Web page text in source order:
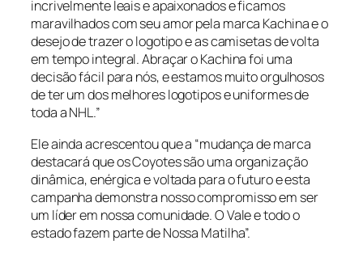
incrivelmente leais e apaixonados e ficamos
maravilhados com seu amor pela marca Kachina e o
desejo de trazer o logotipo e as camisetas de volta
em tempo integral. Abraçar o Kachina foi uma
decisão fácil para nós, e estamos muito orgulhosos
de ter um dos melhores logotipos e uniformes de
toda a NHL.”
Ele ainda acrescentou que a “mudança de marca
destacará que os Coyotes são uma organização
dinâmica, enérgica e voltada para o futuro e esta
campanha demonstra nosso compromisso em ser
um líder em nossa comunidade. O Vale e todo o
estado fazem parte de Nossa Matilha”.